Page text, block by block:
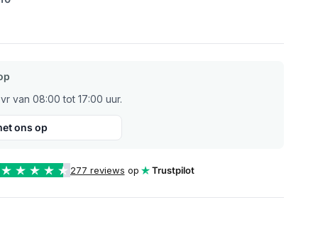
van 08:00 tot 17:00 uur.
ons op
277 reviews op Trustpilot